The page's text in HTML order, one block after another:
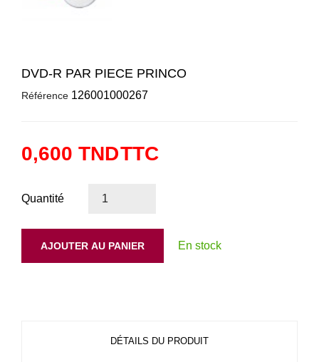
DVD-R PAR PIECE PRINCO
Référence 126001000267
0,600 TNDTTC
Quantité
AJOUTER AU PANIER En stock
DÉTAILS DU PRODUIT